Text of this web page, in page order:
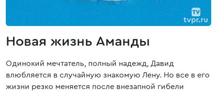
Новая жизнь Аманды
Одинокий мечтатель, полный надежд, Давид
влюбляется в случайную знакомую Лену. Но все в его
жизни резко меняется после внезапной гибели